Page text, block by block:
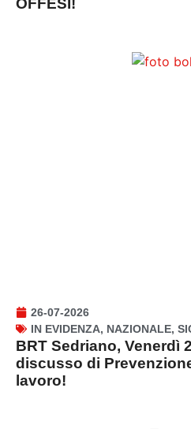
26-07-2026
IN EVIDENZA, NAZIONALE,
BRT Sedriano, Venerdì
discusso di
lavoro!